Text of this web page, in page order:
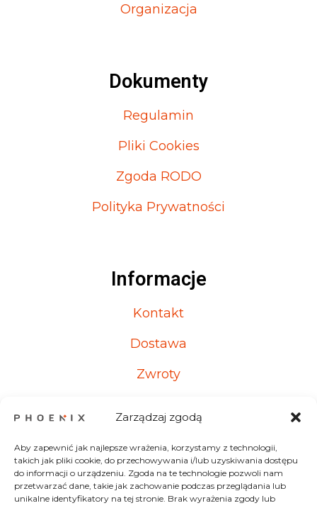
Zarządzaj zgodą
Aby zapewnić jak najlepsze wrażenia, korzystamy z technologii,
takich jak pliki cookie, do przechowywania i/lub uzyskiwania dostępu
do informacji o urządzeniu. Zgoda na te technologie pozwoli nam
przetwarzać dane, takie jak zachowanie podczas przeglądania lub
unikalne identyfikatory na tej stronie. Brak wyrażenia zgody lub
Organizacja
Dokumenty
Regulamin
Pliki Cookies
Zgoda RODO
Polityka Prywatności
Informacje
Kontakt
Dostawa
Zwroty
Kontakt